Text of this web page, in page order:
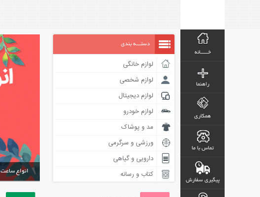
خـــــانه
راهنما
همکاری
تماس با ما
پیگیری سفارش
دستـــه بندی
لوازم خانگی
لوازم شخصی
لوازم دیجیتال
لوازم خودرو
مد و پوشاک
ورزشی و سرگرمی
دارویی و گیاهی
کتاب و رسانه
انواع